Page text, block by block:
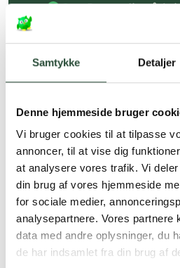
Samtykke Detaljer
Denne hjemmeside bruger
Vi bruger cookies til at tilpasse
annoncer, til at vise dig
at analysere vores trafik. Vi
din brug af vores hjemmeside
for sociale medier,
analysepartnere. Vores partnere
data med andre oplysninger, du
de har indsamlet fra din brug af
Personlig
på:
Faste lave
*Gælder ikke
Stort udvalg af
produkter
Vi tilbyder et stort
cremer, vitaminer
produkter – altid til